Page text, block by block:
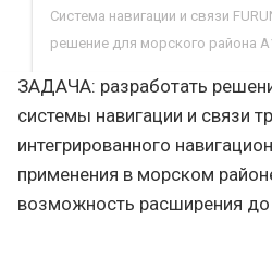
Система навигации и связи
решение для морского района
ЗАДАЧА: разработать
системы навигации и связи
интегрированного
применения в морском
возможность расширения